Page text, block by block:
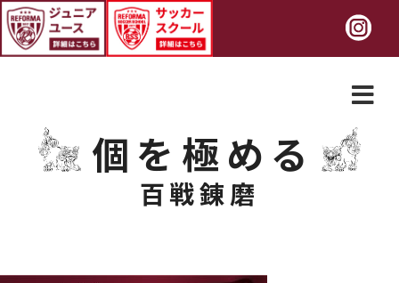
個を極める
百戦錬磨